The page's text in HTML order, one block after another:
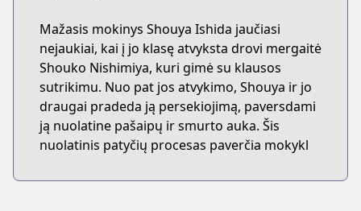
Mažasis mokinys Shouya Ishida jaučiasi
nejaukiai, kai į jo klasę atvyksta drovi mergaitė
Shouko Nishimiya, kuri gimė su klausos
sutrikimu. Nuo pat jos atvykimo, Shouya ir jo
draugai pradeda ją persekiojimą, paversdami
ją nuolatine pašaipų ir smurto auka. Šis
nuolatinis patyčių procesas paverčia mokykl